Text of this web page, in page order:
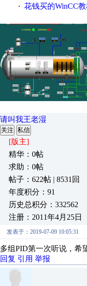
· 花钱买的WinCC
请叫我王老湿
关注 私信
[版主]
精华：0帖
求助：0帖
帖子：622帖 | 8531回
年度积分：91
历史总积分：332562
注册：2011年4月25日
发表于：2019-07-09 10:05:31
多组PID第一次听说，希
回复 引用 举报